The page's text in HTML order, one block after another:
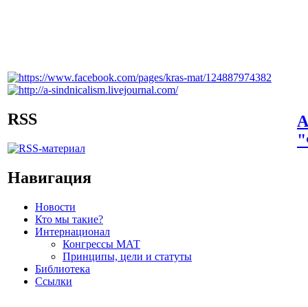
RSS
Навигация
Новости
Кто мы такие?
Интернационал
Конгрессы МАТ
Принципы, цели и статуты
Библиотека
Ссылки